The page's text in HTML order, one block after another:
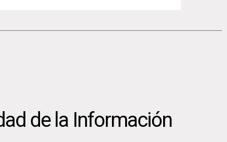
de la Información